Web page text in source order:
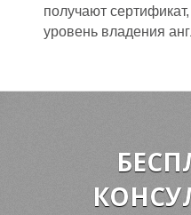
получают
уровень владения